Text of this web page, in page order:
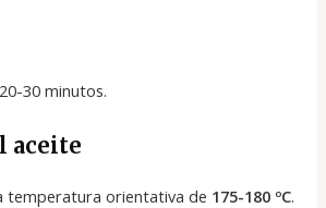
30 minutos.
aceite
temperatura orientativa de 175-180 ºC.